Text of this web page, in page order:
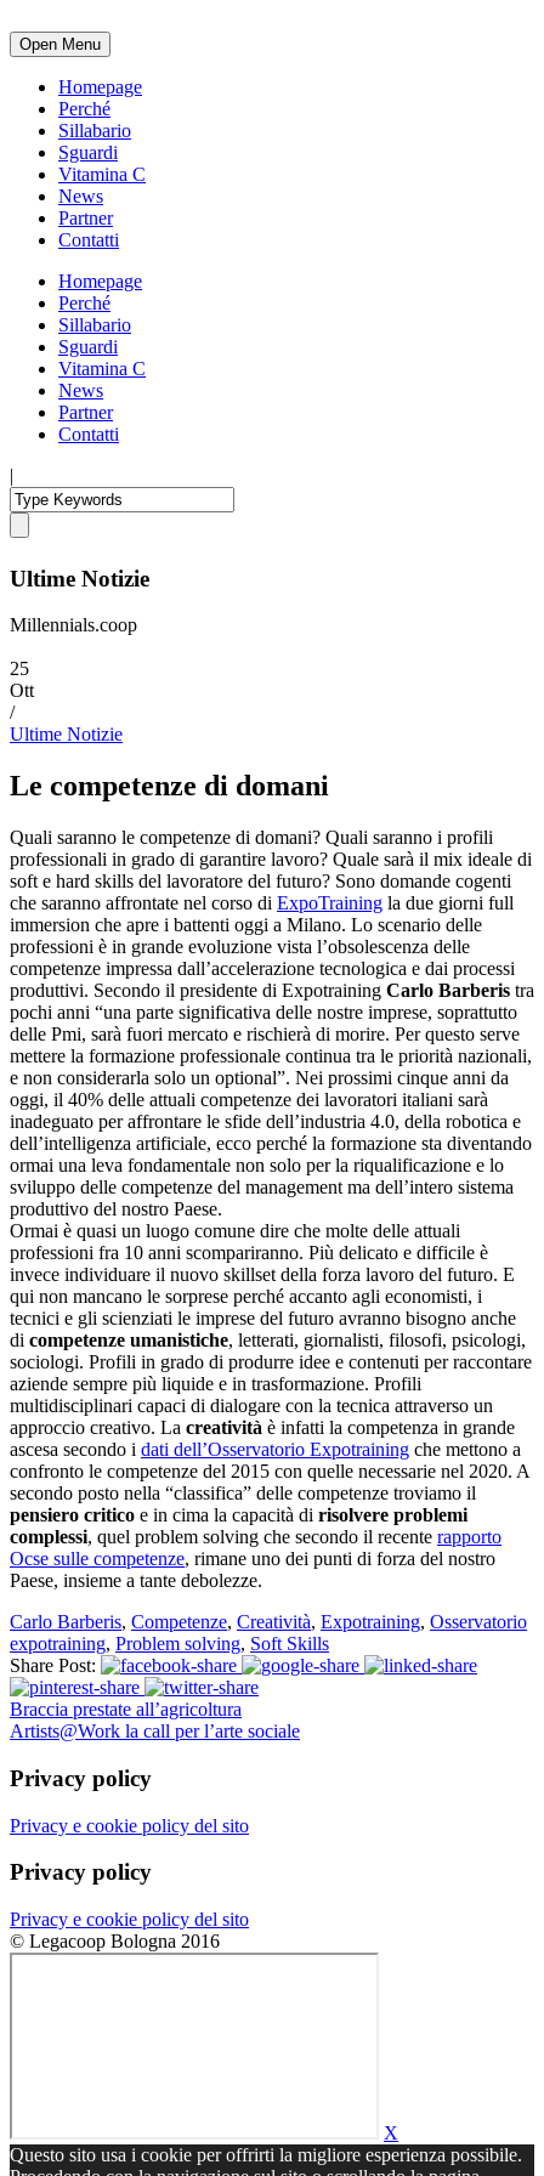
Open Menu
Homepage
Perché
Sillabario
Sguardi
Vitamina C
News
Partner
Contatti
Homepage
Perché
Sillabario
Sguardi
Vitamina C
News
Partner
Contatti
|
Ultime Notizie
Millennials.coop
25
Ott
/
Ultime Notizie
Le competenze di domani
Quali saranno le competenze di domani? Quali saranno i profili
professionali in grado di garantire lavoro? Quale sarà il mix ideale di
soft e hard skills del lavoratore del futuro? Sono domande cogenti
che saranno affrontate nel corso di ExpoTraining la due giorni full
immersion che apre i battenti oggi a Milano. Lo scenario delle
professioni è in grande evoluzione vista l’obsolescenza delle
competenze impressa dall’accelerazione tecnologica e dai processi
produttivi. Secondo il presidente di Expotraining Carlo Barberis tra
pochi anni “una parte significativa delle nostre imprese, soprattutto
delle Pmi, sarà fuori mercato e rischierà di morire. Per questo serve
mettere la formazione professionale continua tra le priorità nazionali,
e non considerarla solo un optional”. Nei prossimi cinque anni da
oggi, il 40% delle attuali competenze dei lavoratori italiani sarà
inadeguato per affrontare le sfide dell’industria 4.0, della robotica e
dell’intelligenza artificiale, ecco perché la formazione sta diventando
ormai una leva fondamentale non solo per la riqualificazione e lo
sviluppo delle competenze del management ma dell’intero sistema
produttivo del nostro Paese.
Ormai è quasi un luogo comune dire che molte delle attuali
professioni fra 10 anni scompariranno. Più delicato e difficile è
invece individuare il nuovo skillset della forza lavoro del futuro. E
qui non mancano le sorprese perché accanto agli economisti, i
tecnici e gli scienziati le imprese del futuro avranno bisogno anche
di competenze umanistiche, letterati, giornalisti, filosofi, psicologi,
sociologi. Profili in grado di produrre idee e contenuti per raccontare
aziende sempre più liquide e in trasformazione. Profili
multidisciplinari capaci di dialogare con la tecnica attraverso un
approccio creativo. La creatività è infatti la competenza in grande
ascesa secondo i dati dell’Osservatorio Expotraining che mettono a
confronto le competenze del 2015 con quelle necessarie nel 2020. A
secondo posto nella “classifica” delle competenze troviamo il
pensiero critico e in cima la capacità di risolvere problemi
complessi, quel problem solving che secondo il recente rapporto
Ocse sulle competenze, rimane uno dei punti di forza del nostro
Paese, insieme a tante debolezze.
Carlo Barberis, Competenze, Creatività, Expotraining, Osservatorio
expotraining, Problem solving, Soft Skills
Share Post:
Braccia prestate all’agricoltura
Artists@Work la call per l’arte sociale
Privacy policy
Privacy e cookie policy del sito
Privacy policy
Privacy e cookie policy del sito
© Legacoop Bologna 2016
X
Questo sito usa i cookie per offrirti la migliore esperienza possibile.